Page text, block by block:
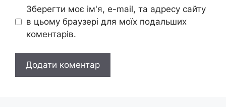
Зберегти моє ім'я, e-mail, та адресу сайту
в цьому браузері для моїх подальших
коментарів.